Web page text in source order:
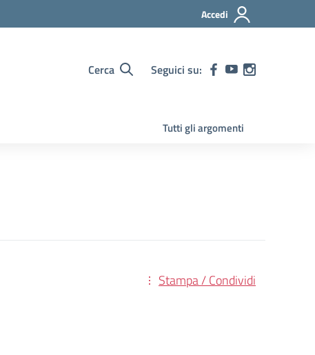
Accedi
Cerca Seguici su:
Tutti gli argomenti
Stampa / Condividi